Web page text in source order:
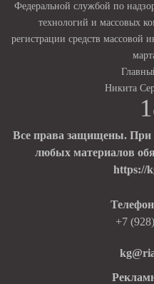
Федеральной службой по
технологий и массовых
регистрации средств
Никита
Все права защищены. При
любых материалов
https://
+7